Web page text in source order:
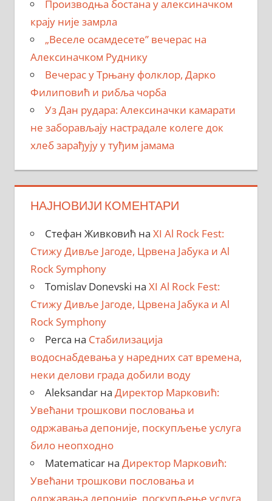
Производња бостана у алексиначком
крају није замрла
„Веселе осамдесете” вечерас на
Алексиначком Руднику
Вечерас у Трњану фолклор, Дарко
Филиповић и рибља чорба
Уз Дан рудара: Алексиначки камарати
не заборављају настрадале колеге док
хлеб зарађују у туђим јамама
НАЈНОВИЈИ КОМЕНТАРИ
Стефан Живковић на XI Al Rock Fest:
Стижу Дивље Јагоде, Црвена Јабука и Al
Rock Symphony
Tomislav Donevski на XI Al Rock Fest:
Стижу Дивље Јагоде, Црвена Јабука и Al
Rock Symphony
Perca на Стабилизација
водоснабдевања у наредних сат времена,
неки делови града добили воду
Aleksandarна Директор Марковић:
Увећани трошкови пословања и
одржавања депоније, поскупљење услуга
било неопходно
Matematicarна Директор Марковић:
Увећани трошкови пословања и